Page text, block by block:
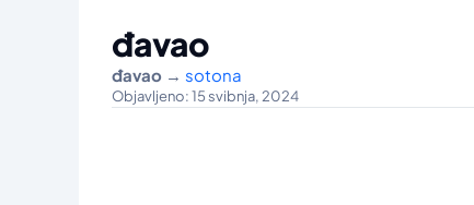
đavao
đavao → sotona
Objavljeno: 15 svibnja, 2024